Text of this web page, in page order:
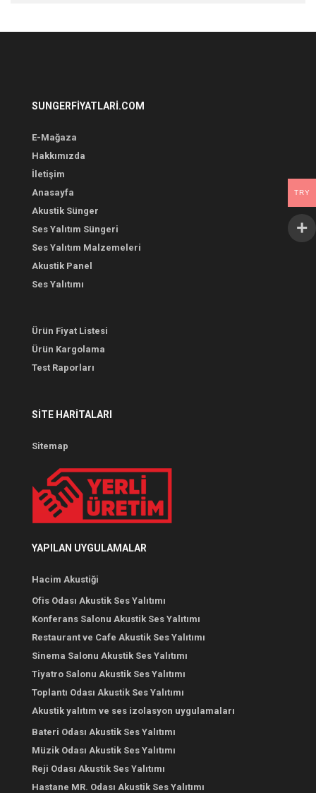
SUNGERFIYATLARI.COM
E-Mağaza
Hakkımızda
İletişim
Anasayfa
Akustik Sünger
Ses Yalıtım Süngeri
Ses Yalıtım Malzemeleri
Akustik Panel
Ses Yalıtımı
Ürün Fiyat Listesi
Ürün Kargolama
Test Raporları
SITE HARITALARI
Sitemap
YAPILAN UYGULAMALAR
Hacim Akustiği
Ofis Odası Akustik Ses Yalıtımı
Konferans Salonu Akustik Ses Yalıtımı
Restaurant ve Cafe Akustik Ses Yalıtımı
Sinema Salonu Akustik Ses Yalıtımı
Tiyatro Salonu Akustik Ses Yalıtımı
Toplantı Odası Akustik Ses Yalıtımı
Akustik yalıtım ve ses izolasyon uygulamaları
Bateri Odası Akustik Ses Yalıtımı
Müzik Odası Akustik Ses Yalıtımı
Reji Odası Akustik Ses Yalıtımı
Hastane MR. Odası Akustik Ses Yalıtımı
TRY